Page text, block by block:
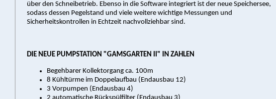
über den Schneibetrieb. Ebenso in die Software integriert ist der neue Speichersee,
sodass dessen Pegelstand und viele weitere wichtige Messungen und
Sicherheitskontrollen in Echtzeit nachvollziehbar sind.
DIE NEUE PUMPSTATION "GAMSGARTEN II" IN ZAHLEN
Begehbarer Kollektorgang ca. 100m
8 Kühltürme im Doppelaufbau (Endausbau 12)
3 Vorpumpen (Endausbau 4)